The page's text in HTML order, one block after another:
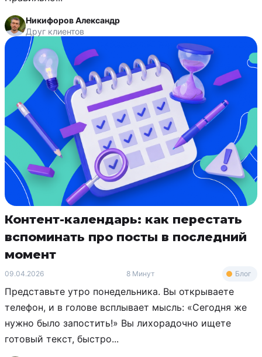
Никифоров Александр
Друг клиентов
Контент-календарь: как перестать
вспоминать про посты в последний
момент
09.04.2026 8 Минут Блог
Представьте утро понедельника. Вы открываете
телефон, и в голове всплывает мысль: «Сегодня же
нужно было запостить!» Вы лихорадочно ищете
готовый текст, быстро...